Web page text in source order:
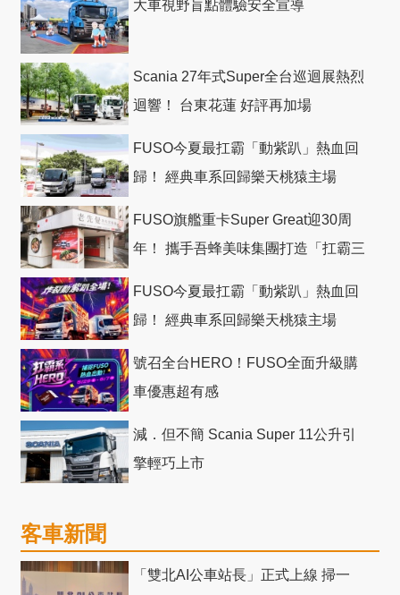
大車視野盲點體驗安全宣導
Scania 27年式Super全台巡迴展熱烈
迴響！ 台東花蓮 好評再加場
FUSO今夏最扛霸「動紫趴」熱血回
歸！ 經典車系回歸樂天桃猿主場
FUSO旗艦重卡Super Great迎30周
年！ 攜手吾蜂美味集團打造「扛霸三
FUSO今夏最扛霸「動紫趴」熱血回
歸！ 經典車系回歸樂天桃猿主場
號召全台HERO！FUSO全面升級購
車優惠超有感
減．但不簡 Scania Super 11公升引
擎輕巧上市
客車新聞
「雙北AI公車站長」正式上線 掃一